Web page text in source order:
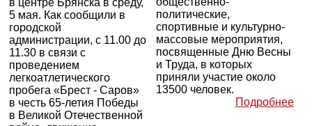
в центре Брянска в среду,
5 мая. Как сообщили в
городской
администрации, с 11.00 до
11.30 в связи с
проведением
легкоатлетического
пробега «Брест - Саров»
в честь 65-летия Победы
в Великой Отечественной
политические,
спортивные и культурно-
массовые мероприятия,
посвященные Дню Весны
и Труда, в которых
приняли участие около
13500 человек.
Подробнее